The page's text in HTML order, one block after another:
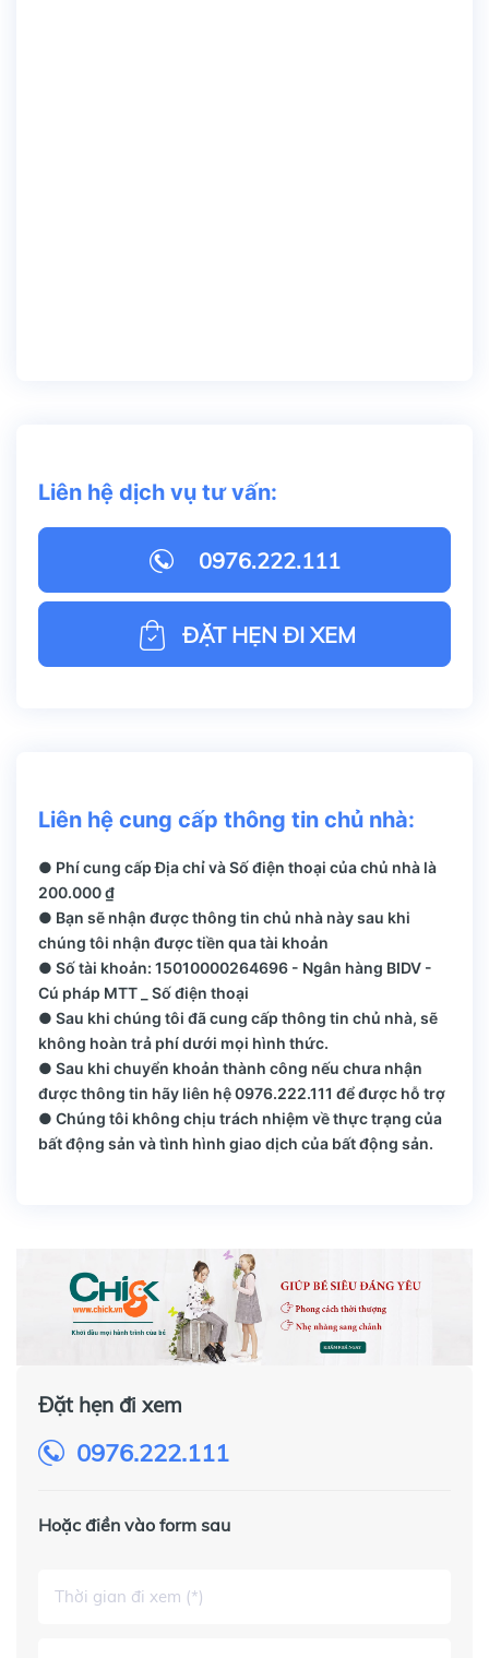
Liên hệ dịch vụ tư vấn:
0976.222.111
ĐẶT HẸN ĐI XEM
Liên hệ cung cấp thông tin chủ nhà:
● Phí cung cấp Địa chỉ và Số điện thoại của chủ nhà là
200.000 ₫
● Bạn sẽ nhận được thông tin chủ nhà này sau khi
chúng tôi nhận được tiền qua tài khoản
● Số tài khoản: 15010000264696 - Ngân hàng BIDV -
Cú pháp MTT _ Số điện thoại
● Sau khi chúng tôi đã cung cấp thông tin chủ nhà, sẽ
không hoàn trả phí dưới mọi hình thức.
● Sau khi chuyển khoản thành công nếu chưa nhận
được thông tin hãy liên hệ 0976.222.111 để được hỗ trợ
● Chúng tôi không chịu trách nhiệm về thực trạng của
bất động sản và tình hình giao dịch của bất động sản.
Đặt hẹn đi xem
0976.222.111
Hoặc điền vào form sau